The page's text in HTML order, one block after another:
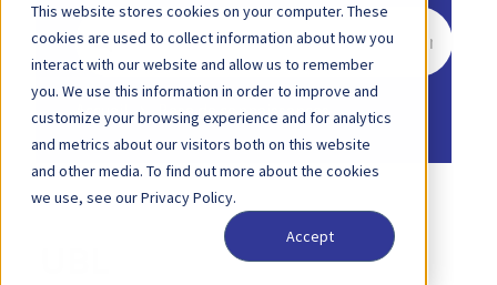
This website stores cookies on your computer. These
cookies are used to collect information about how you
interact with our website and allow us to remember
you. We use this information in order to improve and
customize your browsing experience and for analytics
and metrics about our visitors both on this website
and other media. To find out more about the cookies
we use, see our Privacy Policy.
Accept
Rechercher
Accueil Base de connaissances